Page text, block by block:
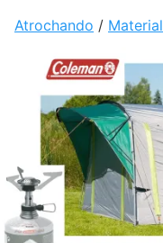
Atrochando / Material